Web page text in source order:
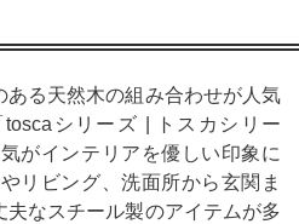
る天然木の組み合わせが人気
シリーズ | トスカシリー
がインテリアを優しい印象に
リビング、洗面所から玄関ま
なスチール製のアイテムが多